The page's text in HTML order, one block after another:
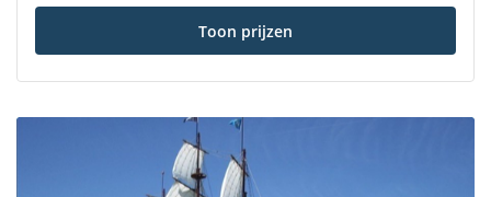
Toon prijzen